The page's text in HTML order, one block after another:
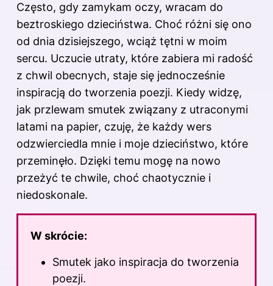
Często, gdy zamykam oczy, wracam do
beztroskiego dzieciństwa. Choć różni się ono
od dnia dzisiejszego, wciąż tętni w moim
sercu. Uczucie utraty, które zabiera mi radość
z chwil obecnych, staje się jednocześnie
inspiracją do tworzenia poezji. Kiedy widzę,
jak przlewam smutek związany z utraconymi
latami na papier, czuję, że każdy wers
odzwierciedla mnie i moje dzieciństwo, które
przeminęło. Dzięki temu mogę na nowo
przeżyć te chwile, choć chaotycznie i
niedoskonale.
W skrócie:
Smutek jako inspiracja do tworzenia
poezji.